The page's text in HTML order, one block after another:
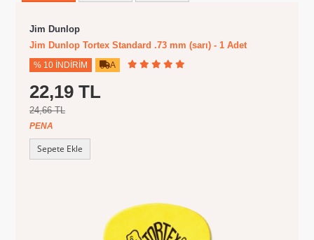
Jim Dunlop
Jim Dunlop Tortex Standard .73 mm (sarı) - 1 Adet
% 10 İNDIRIM A
22,19 TL
24,66 TL
PENA
Sepete Ekle